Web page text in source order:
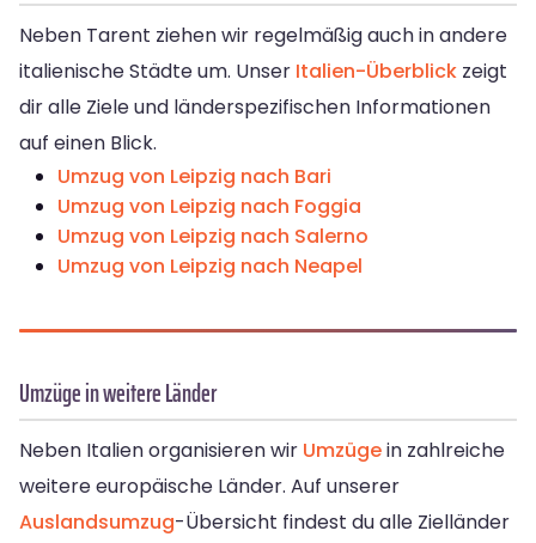
Neben Tarent ziehen wir regelmäßig auch in andere
italienische Städte um. Unser Italien-Überblick zeigt
dir alle Ziele und länderspezifischen Informationen
auf einen Blick.
Umzug von Leipzig nach Bari
Umzug von Leipzig nach Foggia
Umzug von Leipzig nach Salerno
Umzug von Leipzig nach Neapel
Umzüge in weitere Länder
Neben Italien organisieren wir Umzügein zahlreiche
weitere europäische Länder. Auf unserer
Auslandsumzug-Übersicht findest du alle Zielländer